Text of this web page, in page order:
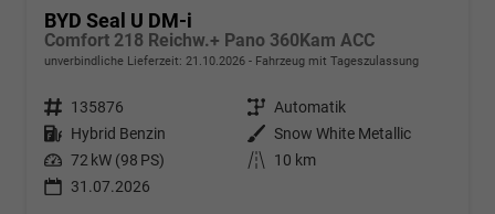
BYD Seal U DM-i
Comfort 218 Reichw.+ Pano 360Kam ACC
unverbindliche Lieferzeit: 21.10.2026 Fahrzeug mit Tageszulassung
Fahrzeugnr. 135876 Getriebe Automatik
Kraftstoff Hybrid Benzin Außenfarbe Snow White Metallic
Leistung 72 kW (98 PS) Kilometerstand
10 km
31.07.2026